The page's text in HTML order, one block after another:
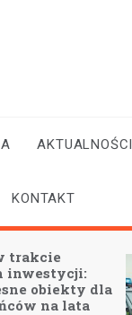
AKTUALNOŚCI
KONTAKT
trakcie
inwestycji:
obiekty dla
na lata